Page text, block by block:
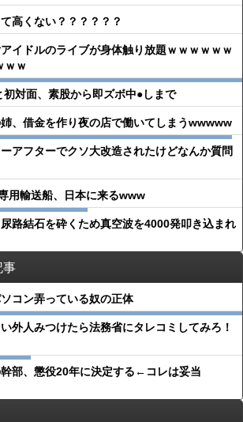
高くない？？？？？？
アイドルのライブが身体触り放題ｗｗｗｗｗｗ
ｗｗ
初対面、素股から即ズボ中●︎しまで
姉、借金を作り夜の店で働いてしまうwwwww
ーアフターでクソ大改造されたけどなんか質問
用輸送船、日本に来るwww
尿路結石を砕くため真空波を4000発叩き込まれ
事
コン弄っている奴の正体
外人みつけたら法務省にタレコミしてみろ！
幹部、懲役20年に決定する←コレは妥当